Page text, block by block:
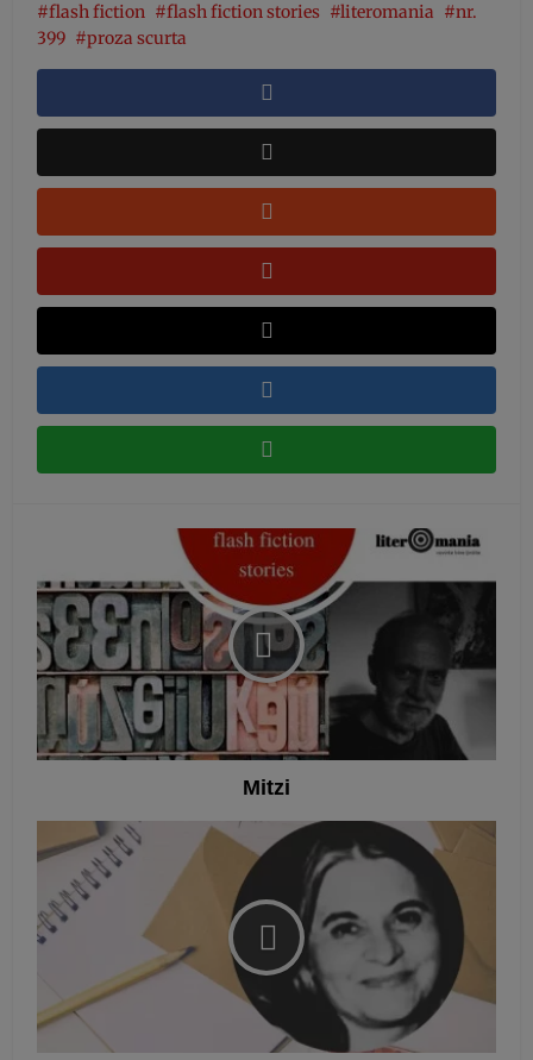
flash fiction flash fiction stories literomania
nr.
399
proza scurta
Mitzi